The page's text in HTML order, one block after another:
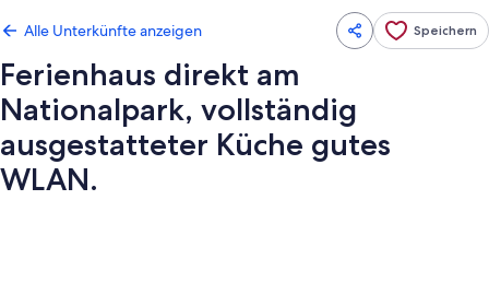
Alle Unterkünfte anzeigen Speichern
Ferienhaus direkt am
Nationalpark, vollständig
ausgestatteter Küche gutes
WLAN.